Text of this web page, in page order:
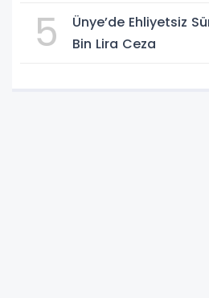
5
Ünye’de Ehliyetsiz
Bin Lira Ceza